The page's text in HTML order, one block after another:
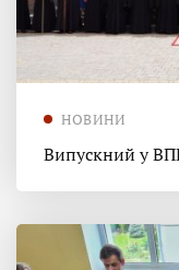
НОВИНИ
Випускний у